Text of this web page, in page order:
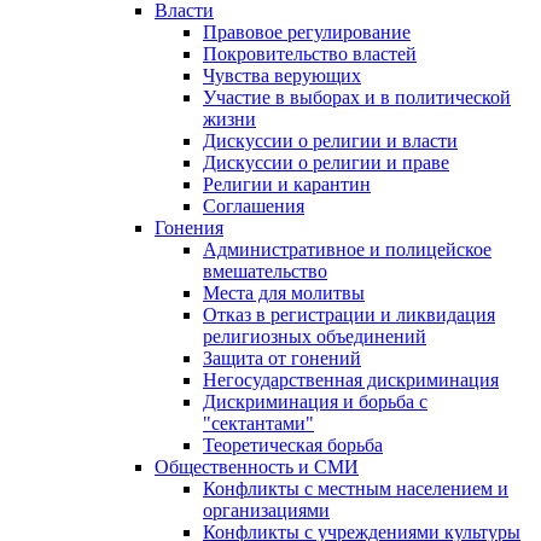
Власти
Правовое регулирование
Покровительство властей
Чувства верующих
Участие в выборах и в политической
жизни
Дискуссии о религии и власти
Дискуссии о религии и праве
Религии и карантин
Соглашения
Гонения
Административное и полицейское
вмешательство
Места для молитвы
Отказ в регистрации и ликвидация
религиозных объединений
Защита от гонений
Негосударственная дискриминация
Дискриминация и борьба с
"сектантами"
Теоретическая борьба
Общественность и СМИ
Конфликты с местным населением и
организациями
Конфликты с учреждениями культуры